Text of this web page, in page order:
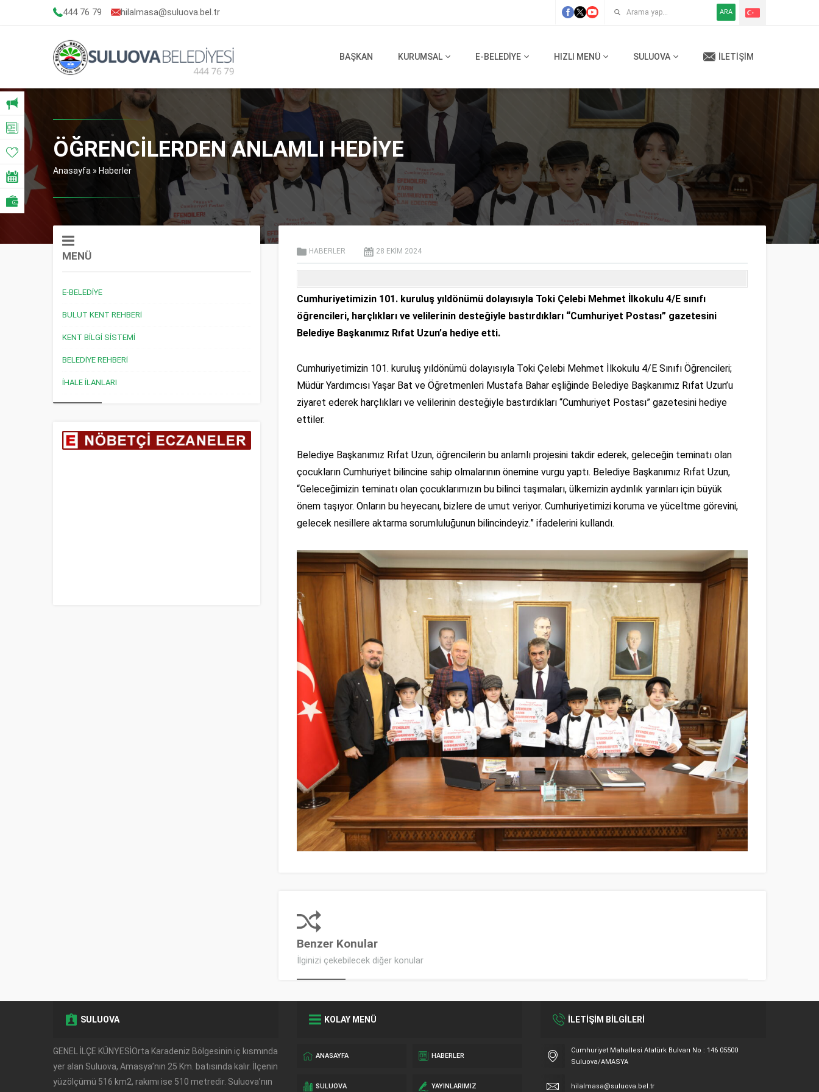
444 76 79 hilalmasa@suluova.bel.tr ARA
BAŞKAN KURUMSAL E-BELEDİYE HIZLI MENÜ SULUOVA İLETIŞIM
ÖĞRENCİLERDEN ANLAMLI HEDİYE
Anasayfa » Haberler
HABERLER 28 EKIM 2024
Cumhuriyetimizin 101. kuruluş yıldönümü dolayısıyla Toki Çelebi Mehmet İlkokulu 4/E sınıfı
öğrencileri, harçlıkları ve velilerinin desteğiyle bastırdıkları “Cumhuriyet Postası” gazetesini
Belediye Başkanımız Rıfat Uzun’a hediye etti.
Cumhuriyetimizin 101. kuruluş yıldönümü dolayısıyla Toki Çelebi Mehmet İlkokulu 4/E Sınıfı Öğrencileri;
Müdür Yardımcısı Yaşar Bat ve Öğretmenleri Mustafa Bahar eşliğinde Belediye Başkanımız Rıfat Uzun’u
ziyaret ederek harçlıkları ve velilerinin desteğiyle bastırdıkları “Cumhuriyet Postası” gazetesini hediye
ettiler.
Belediye Başkanımız Rıfat Uzun, öğrencilerin bu anlamlı projesini takdir ederek, geleceğin teminatı olan
çocukların Cumhuriyet bilincine sahip olmalarının önemine vurgu yaptı. Belediye Başkanımız Rıfat Uzun,
“Geleceğimizin teminatı olan çocuklarımızın bu bilinci taşımaları, ülkemizin aydınlık yarınları için büyük
önem taşıyor. Onların bu heyecanı, bizlere de umut veriyor. Cumhuriyetimizi koruma ve yüceltme görevini,
gelecek nesillere aktarma sorumluluğunun bilincindeyiz.” ifadelerini kullandı.
Benzer Konular
İlginizi çekebilecek diğer konular
MENÜ
E-BELEDİYE
BULUT KENT REHBERİ
KENT BİLGİ SİSTEMİ
BELEDİYE REHBERİ
İHALE İLANLARI
SULUOVA
GENEL İLÇE KÜNYESİOrta Karadeniz Bölgesinin iç kısmında
yer alan Suluova, Amasya’nın 25 Km. batısında kalır. İlçenin
yüzölçümü 516 km2, rakımı ise 510 metredir. Suluova’nın
KOLAY MENÜ
ANASAYFA HABERLER
SULUOVA YAYINLARIMIZ
İLETİŞİM BİLGİLERİ
Cumhuriyet Mahallesi Atatürk Bulvarı No : 146 05500
Suluova/AMASYA
hilalmasa@suluova.bel.tr